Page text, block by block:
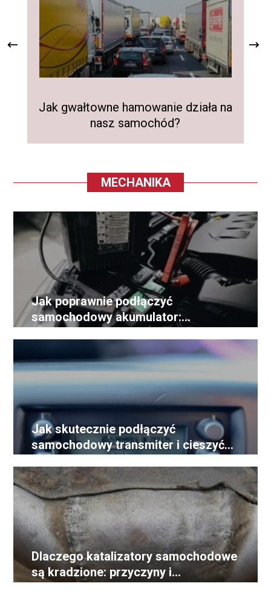
Jak gwałtowne hamowanie działa na
nasz samochód?
MECHANIKA
Jak poprawnie podłączyć
samochodowy akumulator:
Jak skutecznie podłączyć
samochodowy transmiter i cieszyć
Dlaczego katalizatory samochodowe
są kradzione: przyczyny i